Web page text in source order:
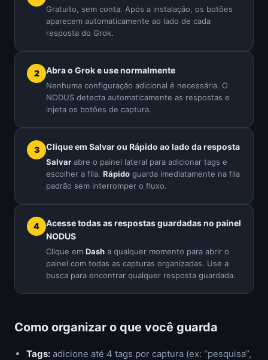
Gratuito, sem conta. Após a instalação, os botões
aparecem automaticamente ao lado de cada
resposta do Grok.
Abra o Grok e use normalmente
Nenhuma configuração adicional é necessária. O
NODUS detecta automaticamente as respostas e
injeta os botões de captura.
Clique em Salvar ou Rápido ao lado da resposta
Salvar abre o painel lateral para adicionar tags e
escolher a fila. Rápido guarda imediatamente na fila
padrão sem interromper o fluxo.
Acesse todas as respostas guardadas no painel
NODUS
Clique em Dash a qualquer momento para abrir o
painel com todas as capturas organizadas. Use a
busca para encontrar qualquer resposta guardada.
Como organizar o que você guarda
Tags: adicione até 4 tags por captura (ex: “pesquisa”,